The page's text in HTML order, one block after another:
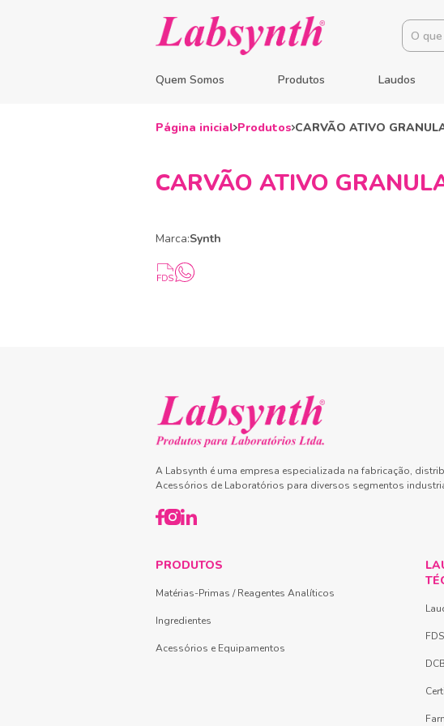
Quem Somos Produtos Laudos
Página inicial Produtos CARVÃO ATIVO
CARVÃO ATIVO
Marca:Synth
A Labsynth é uma empresa especializada na fabricação,
Acessórios de Laboratórios para diversos segmentos
PRODUTOS
Matérias-Primas / Reagentes Analíticos
Ingredientes
Acessórios e Equipamentos
FDS